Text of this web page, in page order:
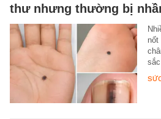
thư nhưng thường bị
nốt